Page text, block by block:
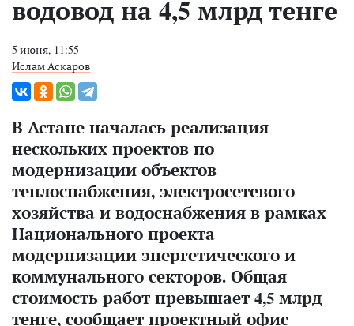
водовод на 4,5 млрд тенге
5 июня, 11:55
Ислам Аскаров
В Астане началась реализация
нескольких проектов по
модернизации объектов
теплоснабжения, электросетевого
хозяйства и водоснабжения в рамках
Национального проекта
модернизации энергетического и
коммунального секторов. Общая
стоимость работ превышает 4,5 млрд
тенге, сообщает проектный офис